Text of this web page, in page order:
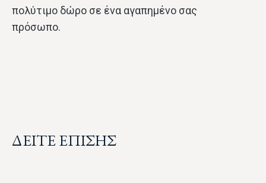
πολύτιμο δώρο σε ένα αγαπημένο σας
πρόσωπο.
ΔΕΙΤΕ ΕΠΙΣΗΣ